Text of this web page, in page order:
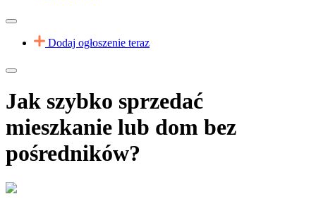
Dodaj ogłoszenie teraz
Jak szybko sprzedać
mieszkanie lub dom bez
pośredników?